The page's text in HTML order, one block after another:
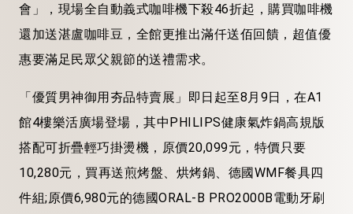
會」，現場全自動義式咖啡機下殺46折起，購買咖啡機
還加送湛盧咖啡豆，全館更推出滿仟送佰回饋，超值優
惠要滿足民眾父親節的送禮需求。
「優質男神御用夯品特賣展」即日起至8月9日，在A1
館4樓樂活廣場登場，其中PHILIPS健康氣炸鍋高規版
搭配可折疊輕巧掛燙機，原價20,099元，特價只要
10,280元，買再送煎烤盤、烘烤鍋、德國WMF餐具四
件組;原價6,980元的德國ORAL-B PRO2000B電動牙刷